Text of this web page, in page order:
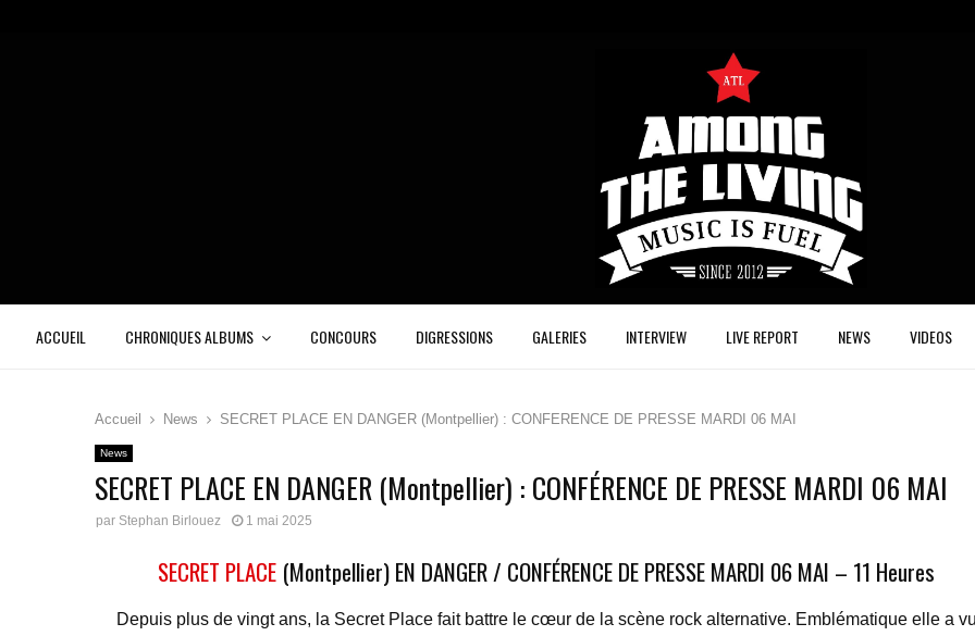
ACCUEIL CHRONIQUES ALBUMS CONCOURS DIGRESSIONS GALERIES INTERVIEW LIVE REPORT NEWS VIDEOS
Accueil News SECRET PLACE EN DANGER (Montpellier) : CONFÉRENCE DE PRESSE MARDI 06 MAI
News
SECRET PLACE EN DANGER (Montpellier) : CONFÉRENCE DE PRESSE MARDI 06 MAI
par Stephan Birlouez 1 mai 2025
SECRET PLACE (Montpellier) EN DANGER / CONFÉRENCE DE PRESSE MARDI 06 MAI – 11 Heures
Depuis plus de vingt ans, la Secret Place fait battre le cœur de la scène rock alternative. Emblématique elle a vu